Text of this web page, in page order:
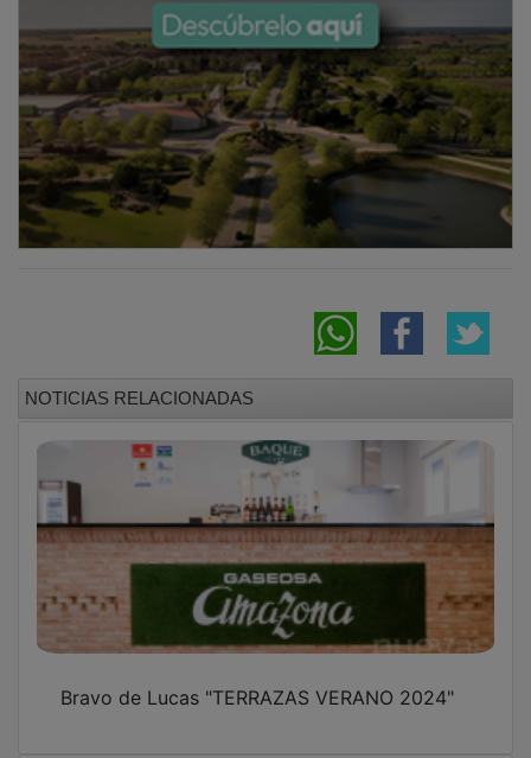
NOTICIAS RELACIONADAS
Bravo de Lucas "TERRAZAS VERANO 2024"